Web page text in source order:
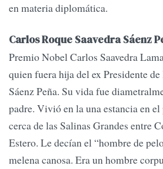
en materia diplomática.
Carlos Roque Saavedra Sáenz
Premio Nobel Carlos Saavedra
quien fuera hija del ex Presidente
Sáenz Peña. Su vida fue
padre. Vivió en la una estancia en
cerca de las Salinas Grandes entre
Estero. Le decían el “hombre de
melena canosa. Era un hombre